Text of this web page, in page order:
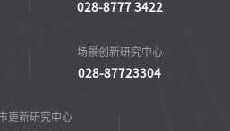
028-8777 3422
场景创新研究中心
028-87723304
更新研究中心